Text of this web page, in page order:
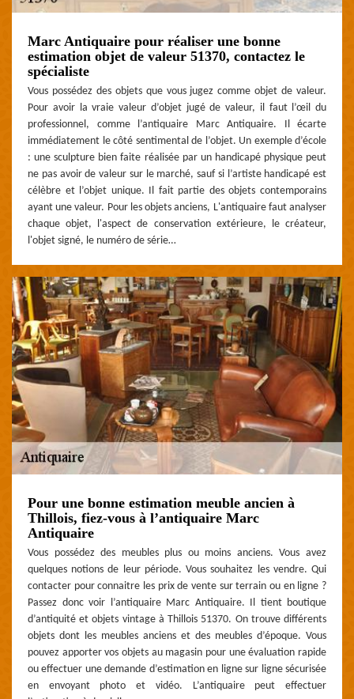
Marc Antiquaire pour réaliser une bonne
estimation objet de valeur 51370, contactez le
spécialiste
Vous possédez des objets que vous jugez comme objet de valeur.
Pour avoir la vraie valeur d’objet jugé de valeur, il faut l’œil du
professionnel, comme l’antiquaire Marc Antiquaire. Il écarte
immédiatement le côté sentimental de l’objet. Un exemple d’école
: une sculpture bien faite réalisée par un handicapé physique peut
ne pas avoir de valeur sur le marché, sauf si l’artiste handicapé est
célèbre et l’objet unique. Il fait partie des objets contemporains
ayant une valeur. Pour les objets anciens, L'antiquaire faut analyser
chaque objet, l'aspect de conservation extérieure, le créateur,
l'objet signé, le numéro de série…
Pour une bonne estimation meuble ancien à
Thillois, fiez-vous à l’antiquaire Marc
Antiquaire
Vous possédez des meubles plus ou moins anciens. Vous avez
quelques notions de leur période. Vous souhaitez les vendre. Qui
contacter pour connaitre les prix de vente sur terrain ou en ligne ?
Passez donc voir l’antiquaire Marc Antiquaire. Il tient boutique
d’antiquité et objets vintage à Thillois 51370. On trouve différents
objets dont les meubles anciens et des meubles d’époque. Vous
pouvez apporter vos objets au magasin pour une évaluation rapide
ou effectuer une demande d’estimation en ligne sur ligne sécurisée
en envoyant photo et vidéo. L’antiquaire peut effectuer